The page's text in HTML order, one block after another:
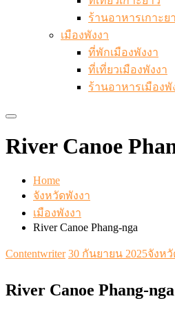
ร้านอาหารเกาะย
เมืองพังงา
ที่พักเมืองพังงา
ที่เที่ยวเมืองพังงา
ร้านอาหารเมืองพั
River Canoe
Home
จังหวัดพังงา
เมืองพังงา
River Canoe Phang-nga
Contentwriter 30 กันยายน 2025จังห
River Canoe Phang-